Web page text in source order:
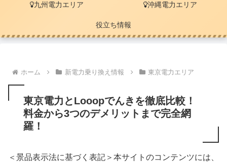
九州電力エリア 沖縄電力エリア
役立ち情報
ホーム 新電力乗り換え情報 東京電力エリア
東京電力とLooopでんきを徹底比較！
料金から3つのデメリットまで完全網
羅！
＜景品表示法に基づく表記＞本サイトのコンテンツには、